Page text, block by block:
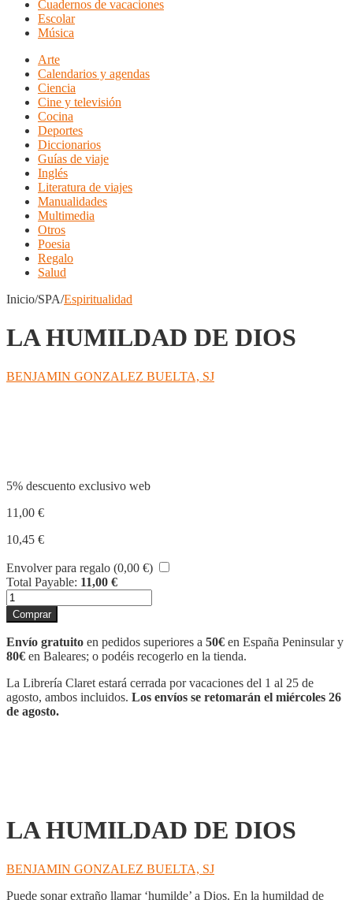
Cuadernos de vacaciones
Escolar
Música
Arte
Calendarios y agendas
Ciencia
Cine y televisión
Cocina
Deportes
Diccionarios
Guías de viaje
Inglés
Literatura de viajes
Manualidades
Multimedia
Otros
Poesia
Regalo
Salud
Inicio/SPA/Espiritualidad
LA HUMILDAD DE DIOS
BENJAMIN GONZALEZ BUELTA, SJ
5% descuento exclusivo web
11,00 €
10,45 €
Envolver para regalo (0,00 €)
Total Payable: 11,00 €
LA
HUMILDAD
DE
DIOS
cantidad
Comprar
Envío gratuito en pedidos superiores a 50€ en España Peninsular y
80€ en Baleares; o podéis recogerlo en la tienda.
La Librería Claret estará cerrada por vacaciones del 1 al 25 de
agosto, ambos incluidos. Los envíos se retomarán el miércoles 26
de agosto.
LA HUMILDAD DE DIOS
BENJAMIN GONZALEZ BUELTA, SJ
Puede sonar extraño llamar ‘humilde’ a Dios. En la humildad de